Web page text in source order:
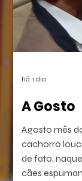
A Gosto
Agosto mês
cachorro
de fato, naquela
cães
há 1 dia